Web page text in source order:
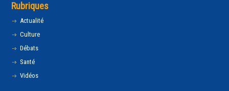
Rubriques
Actualité
Culture
Débats
Santé
Vidéos